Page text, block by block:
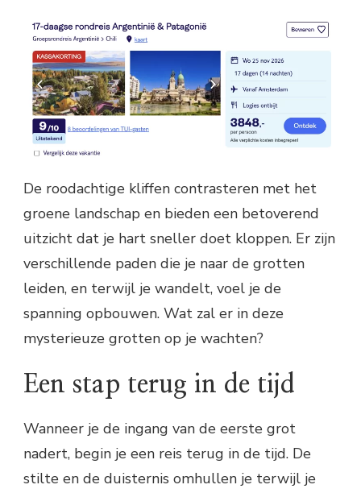
De roodachtige kliffen contrasteren met het
groene landschap en bieden een betoverend
uitzicht dat je hart sneller doet kloppen. Er zijn
verschillende paden die je naar de grotten
leiden, en terwijl je wandelt, voel je de
spanning opbouwen. Wat zal er in deze
mysterieuze grotten op je wachten?
Een stap terug in de tijd
Wanneer je de ingang van de eerste grot
nadert, begin je een reis terug in de tijd. De
stilte en de duisternis omhullen je terwijl je